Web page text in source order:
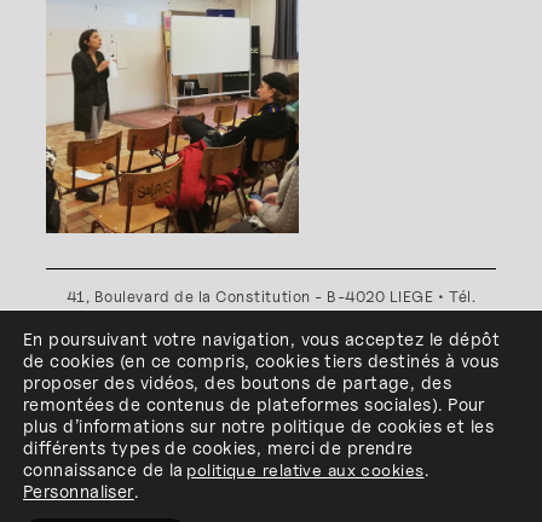
41, Boulevard de la Constitution - B-4020 LIEGE • Tél.
Plan d'accès•Politique de confidentialité•Politique de
cookies•Conditions générales
l'ESA Saint-Luc Liège est membre du
En poursuivant votre navigation, vous acceptez le dépôt
de cookies (en ce compris, cookiestiers destinés à vous
proposer des vidéos, des boutons de partage, des
remontées de contenus de plateformes sociales). Pour
plus d’informations sur notre politique de cookies et les
différents types de cookies, merci de prendre
connaissance de la politique relative aux cookies.
Personnaliser.